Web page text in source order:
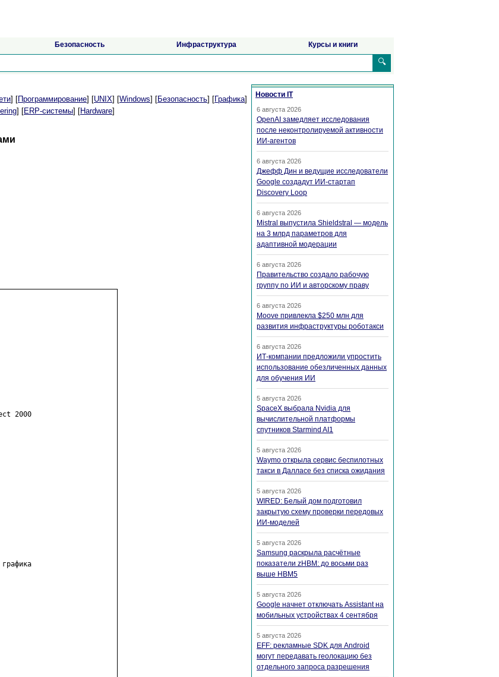
Безопасность Инфраструктура Курсы и книги
🔍
] [Программирование] [UNIX] [Windows] [Безопасность] [Графика]
] [ERP-системы] [Hardware]
2000
графика
Новости IT
6 августа 2026
OpenAI замедляет исследования
после неконтролируемой активности
ИИ-агентов
6 августа 2026
Джефф Дин и ведущие исследователи
Google создадут ИИ-стартап
Discovery Loop
6 августа 2026
Mistral выпустила Shieldstral — модель
на 3 млрд параметров для
адаптивной модерации
6 августа 2026
Правительство создало рабочую
группу по ИИ и авторскому праву
6 августа 2026
Moove привлекла $250 млн для
развития инфраструктуры роботакси
6 августа 2026
ИТ-компании предложили упростить
использование обезличенных данных
для обучения ИИ
5 августа 2026
SpaceX выбрала Nvidia для
вычислительной платформы
спутников Starmind AI1
5 августа 2026
Waymo открыла сервис беспилотных
такси в Далласе без списка ожидания
5 августа 2026
WIRED: Белый дом подготовил
закрытую схему проверки передовых
ИИ-моделей
5 августа 2026
Samsung раскрыла расчётные
показатели zHBM: до восьми раз
выше HBM5
5 августа 2026
Google начнет отключать Assistant на
мобильных устройствах 4 сентября
5 августа 2026
EFF: рекламные SDK для Android
могут передавать геолокацию без
отдельного запроса разрешения